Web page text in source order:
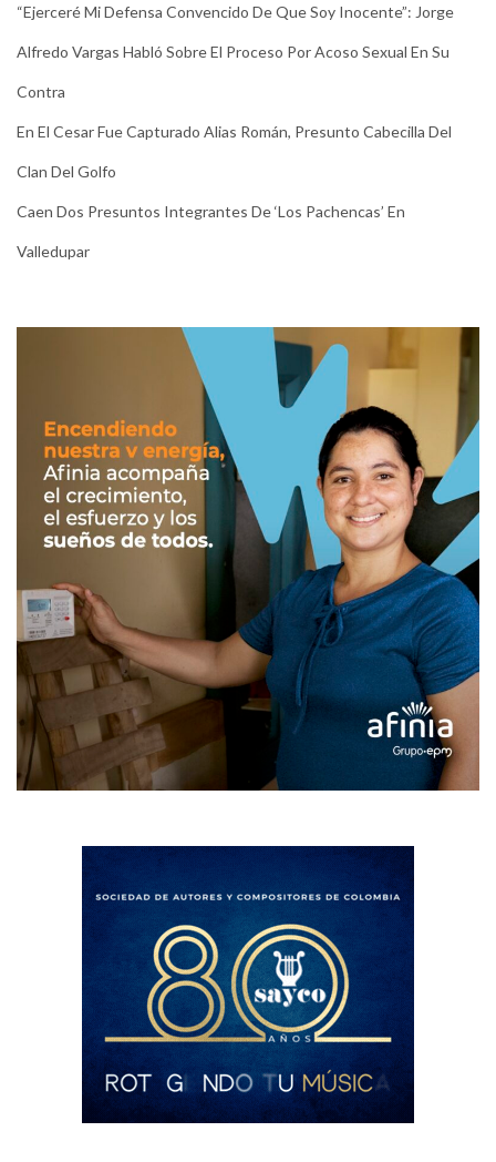
“Ejerceré Mi Defensa Convencido De Que Soy Inocente”: Jorge
Alfredo Vargas Habló Sobre El Proceso Por Acoso Sexual En Su
Contra
En El Cesar Fue Capturado Alias Román, Presunto Cabecilla Del
Clan Del Golfo
Caen Dos Presuntos Integrantes De ‘Los Pachencas’ En
Valledupar